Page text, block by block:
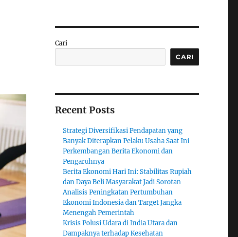
Cari
CARI
Recent Posts
Strategi Diversifikasi Pendapatan yang
Banyak Diterapkan Pelaku Usaha Saat Ini
Perkembangan Berita Ekonomi dan
Pengaruhnya
Berita Ekonomi Hari Ini: Stabilitas Rupiah
dan Daya Beli Masyarakat Jadi Sorotan
Analisis Peningkatan Pertumbuhan
Ekonomi Indonesia dan Target Jangka
Menengah Pemerintah
Krisis Polusi Udara di India Utara dan
Dampaknya terhadap Kesehatan